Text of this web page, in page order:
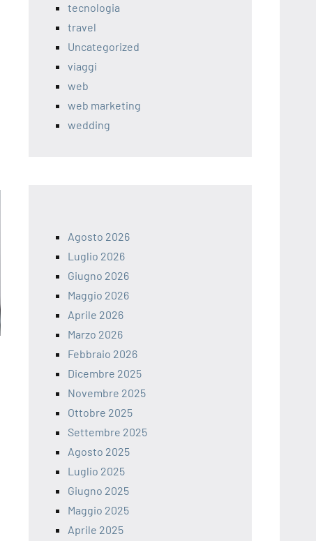
tecnologia
travel
Uncategorized
viaggi
web
web marketing
wedding
Agosto 2026
Luglio 2026
Giugno 2026
Maggio 2026
Aprile 2026
Marzo 2026
Febbraio 2026
Dicembre 2025
Novembre 2025
Ottobre 2025
Settembre 2025
Agosto 2025
Luglio 2025
Giugno 2025
Maggio 2025
Aprile 2025